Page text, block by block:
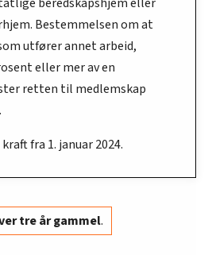
Bestemmelsen om at
utfører annet arbeid,
eller mer av en
retten til medlemskap
fra 1. januar 2024.
tre år gammel.